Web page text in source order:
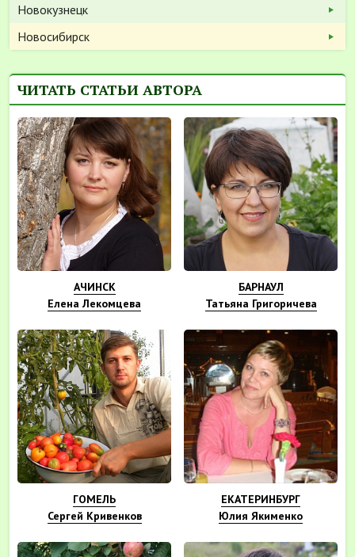
Новокузнецк
Новосибирск
ЧИТАТЬ СТАТЬИ АВТОРА
АЧИНСК
Елена Лекомцева
БАРНАУЛ
Татьяна Григоричева
ГОМЕЛЬ
Сергей Кривенков
ЕКАТЕРИНБУРГ
Юлия Якименко